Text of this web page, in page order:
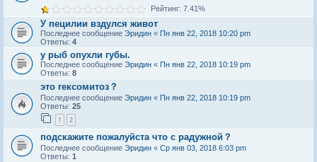
Рейтинг: 7.41%
У пецилии вздулся живот
Последнее сообщение Эридин « Пн янв 22, 2018 10:20 pm
Ответы: 4
у рыб опухли губы.
Последнее сообщение Эридин « Пн янв 22, 2018 10:19 pm
Ответы: 8
это гексомитоз？
Последнее сообщение Эридин « Пн янв 22, 2018 10:19 pm
Ответы: 25
1 2
подскажите пожалуйста что с радужной？
Последнее сообщение Эридин « Ср янв 03, 2018 6:03 pm
Ответы: 1